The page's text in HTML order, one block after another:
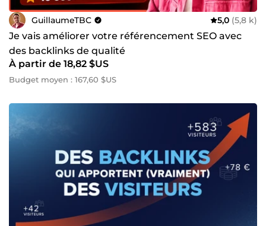
GuillaumeTBC 5,0 (5,8 k)
Je vais améliorer votre référencement SEO avec
des backlinks de qualité
À partir de 18,82 $US
Budget moyen : 167,60 $US